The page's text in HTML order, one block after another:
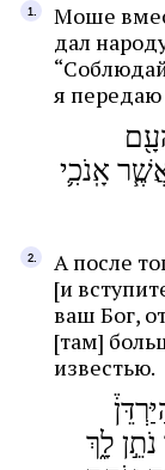
Моше
дал
я передаю
אָֽנֹכִ֛י
А после
[и
ваш Бог,
[там]
известью.
לָ֑ךְ